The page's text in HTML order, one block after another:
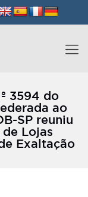
3594 do
ao
SP reuniu
Lojas
Exaltação